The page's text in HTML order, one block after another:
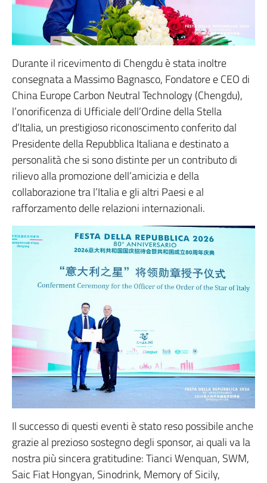
Durante il ricevimento di Chengdu è stata inoltre
consegnata a Massimo Bagnasco, Fondatore e CEO di
China Europe Carbon Neutral Technology (Chengdu),
l’onorificenza di Ufficiale dell’Ordine della Stella
d’Italia, un prestigioso riconoscimento conferito dal
Presidente della Repubblica Italiana e destinato a
personalità che si sono distinte per un contributo di
rilievo alla promozione dell’amicizia e della
collaborazione tra l’Italia e gli altri Paesi e al
rafforzamento delle relazioni internazionali.
Il successo di questi eventi è stato reso possibile anche
grazie al prezioso sostegno degli sponsor, ai quali va la
nostra più sincera gratitudine: Tianci Wenquan, SWM,
Saic Fiat Hongyan, Sinodrink, Memory of Sicily,